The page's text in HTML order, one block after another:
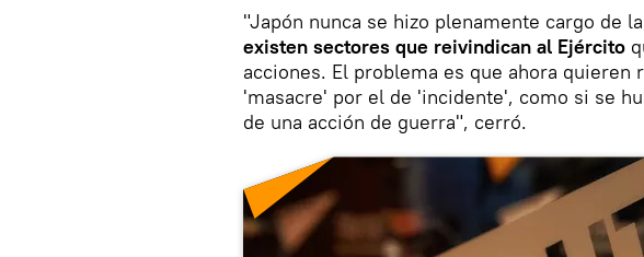
"Japón nunca se hizo plenamente cargo de
existen sectores que reivindican al Ejército
acciones. El problema es que ahora quieren
'masacre' por el de 'incidente', como si se
de una acción de guerra", cerró.